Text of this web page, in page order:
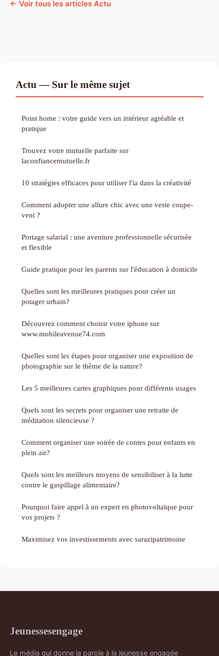
← Voir tous les articles Actu
Actu — Sur le même sujet
Point home : votre guide vers un intérieur agréable et
pratique
Trouvez votre mutuelle parfaite sur
laconfiancemutuelle.fr
10 stratégies efficaces pour utiliser l'ia dans la créativité
Comment adopter une allure chic avec une veste coupe-
vent ?
Portage salarial : une aventure professionnelle sécurisée
et flexible
Guide pratique pour les parents sur l'éducation à domicile
Quelles sont les meilleures pratiques pour créer un
potager urbain?
Découvrez comment choisir votre iphone sur
www.mobileavenue74.com
Quelles sont les étapes pour organiser une exposition de
photographie sur le thème de la nature?
Les 5 meilleures cartes graphiques pour différents usages
Quels sont les secrets pour organiser une retraite de
méditation silencieuse ?
Comment organiser une soirée de contes pour enfants en
plein air?
Quels sont les meilleurs moyens de sensibiliser à la lutte
contre le gaspillage alimentaire?
Pourquoi faire appel à un expert en photovoltaïque pour
vos projets ?
Maximisez vos investissements avec sarazipatrimoine
Jeunessesengage
Le média qui donne la parole à la jeunesse engagée